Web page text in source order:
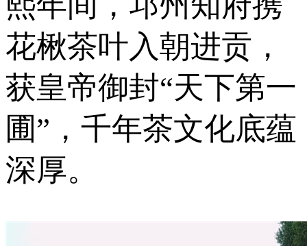
花楸茶叶入朝进贡，
获皇帝御封“天下第一
圃”，千年茶文化底蕴
深厚。